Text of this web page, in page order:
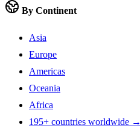
By Continent
Asia
Europe
Americas
Oceania
Africa
195+ countries worldwide →